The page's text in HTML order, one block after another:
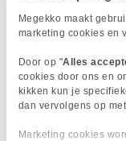
Megekko maakt
marketing cookies en
Door op "Alles
cookies door ons en
kikken kun je
dan vervolgens op
Marketing cookies
Het product dat je
Wij doen ons
mogelijk leverbaar
moment bij geen
We helpen je